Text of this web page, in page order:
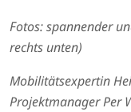
Fotos: spannender
rechts unten)
Mobilitätsexpertin
Projektmanager Per